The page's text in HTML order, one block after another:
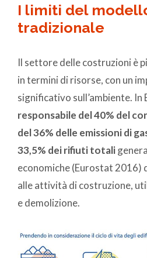
I limiti del
tradizionale
Il settore delle costruzioni è
in termini di risorse, con un
significativo sull’ambiente. In
responsabile del 40% del
del 36% delle emissioni di
33,5% dei rifiuti totali
economiche (Eurostat 2016)
alle attività di costruzione,
e demolizione.